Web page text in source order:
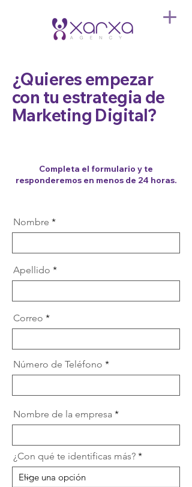
¿Quieres empezar
con tu estrategia de
Marketing Digital?
Completa el formulario y te
responderemos en menos de 24 horas.
Nombre
Apellido
Correo
Número de Teléfono
Nombre de la empresa
¿Con qué te identificas más?